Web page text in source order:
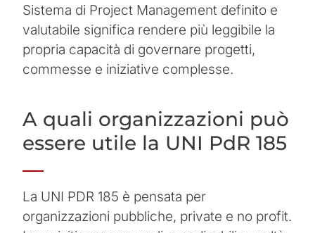
Sistema di Project Management definito e
valutabile significa rendere più leggibile la
propria capacità di governare progetti,
commesse e iniziative complesse.
A quali organizzazioni può
essere utile la UNI PdR 185
La UNI PDR 185 è pensata per
organizzazioni pubbliche, private e no profit.